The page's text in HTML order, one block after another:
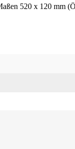
520 x 120 mm